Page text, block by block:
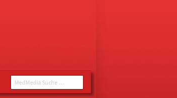
MedMedia Suche ...